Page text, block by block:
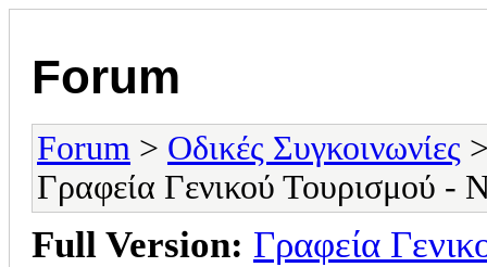
Forum
Forum > Οδικές Συγκοινωνίες
Γραφεία Γενικού Τουρισμού -
Full Version: Γραφεία